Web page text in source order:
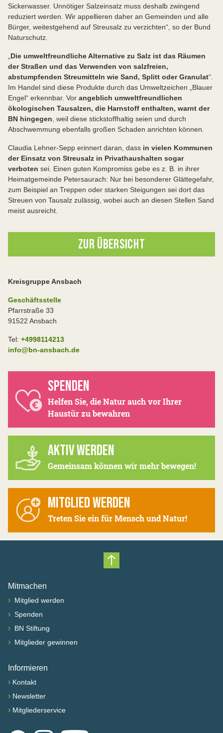
Sickerwasser. Unnötiger Salzeinsatz muss deshalb zwingend
reduziert werden. Wir appellieren daher an Gemeinden und alle
Bürger, weitestgehend auf Streusalz zu verzichten“, so der Bund
Naturschutz.
Die umweltfreundliche Alternative zu Salz ist das Räumen
der Straßen und das Verwenden von salzfreien,
abstumpfenden Streumitteln wie Sand, Splitt oder Granulat“.
Im Handel sind diese Produkte durch das Umweltzeichen „Blauer
Engel“ erkennbar. Vor angeblich umweltfreundlichen
ökologischen Tausalzen, die Harnstoff enthalten, warnt der
BN hingegen , weil diese stickstoffhaltig seien und durch
Abschwemmung ebenfalls großen Schaden anrichten können.
Claudia Lehner-Sepp erinnert daran, dass in vielen Kommunen
der Einsatz von Streusalz in Privathaushalten sogar
verboten sei. Einen guten Kompromiss gebe es z. B. in ihrer
Heimatgemeinde Petersaurach: Nur bei besonderer Glättegefahr,
zum Beispiel an Treppen oder starken Steigungen sei dort das
Streuen von Tausalz zulässig, wobei auch an diesen Stellen Sand
meist ausreicht.
ZUR ÜBERSICHT
Kreisgruppe Ansbach
Geschäftsstelle
Pfarrstraße 33
91522 Ansbach
Tel: +4998114213
info@bn-ansbach.de
SPENDEN
Helfen Sie, die Natur auch vor Ihrer
Haustür zu bewahren
AKTIV WERDEN
Gemeinsam können wir mehr bewegen!
MITGLIED WERDEN
Treten Sie ein für Mensch und Natur!
Nach oben scrollen
Mitmachen
› Mitglied werden
› Spenden
› BN Stiftung
› Mitglieder gewinnen
Informieren
› Kontakt
› Newsletter
› Mitgliederservice